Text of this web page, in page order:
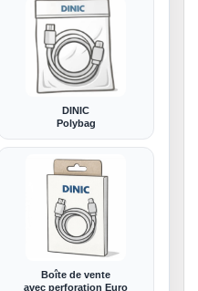
DINIC
Polybag
Boîte de vente
avec perforation Euro